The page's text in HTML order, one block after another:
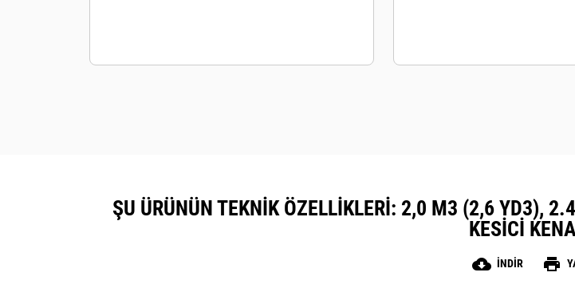
ŞU ÜRÜNÜN TEKNIK ÖZELLIKLERI: 2,0 M3 (2,6 YD3),
KESICI
cloud_download İNDIR print